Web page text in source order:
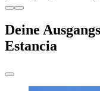
Deine
Estancia